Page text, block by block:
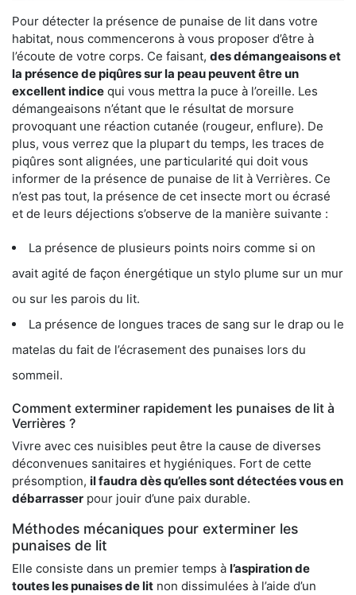
Pour détecter la présence de punaise de lit dans votre
habitat, nous commencerons à vous proposer d’être à
l’écoute de votre corps. Ce faisant, des démangeaisons et
la présence de piqûres sur la peau peuvent être un
excellent indice qui vous mettra la puce à l’oreille. Les
démangeaisons n’étant que le résultat de morsure
provoquant une réaction cutanée (rougeur, enflure). De
plus, vous verrez que la plupart du temps, les traces de
piqûres sont alignées, une particularité qui doit vous
informer de la présence de punaise de lit à Verrières. Ce
n’est pas tout, la présence de cet insecte mort ou écrasé
et de leurs déjections s’observe de la manière suivante :
La présence de plusieurs points noirs comme si on
avait agité de façon énergétique un stylo plume sur un mur
ou sur les parois du lit.
La présence de longues traces de sang sur le drap ou le
matelas du fait de l’écrasement des punaises lors du
sommeil.
Comment exterminer rapidement les punaises de lit à
Verrières ?
Vivre avec ces nuisibles peut être la cause de diverses
déconvenues sanitaires et hygiéniques. Fort de cette
présomption, il faudra dès qu’elles sont détectées vous en
débarrasser pour jouir d’une paix durable.
Méthodes mécaniques pour exterminer les
punaises de lit
Elle consiste dans un premier temps à l’aspiration de
toutes les punaises de lit non dissimulées à l’aide d’un